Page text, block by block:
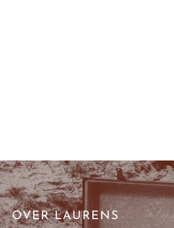
OVER LAURENS